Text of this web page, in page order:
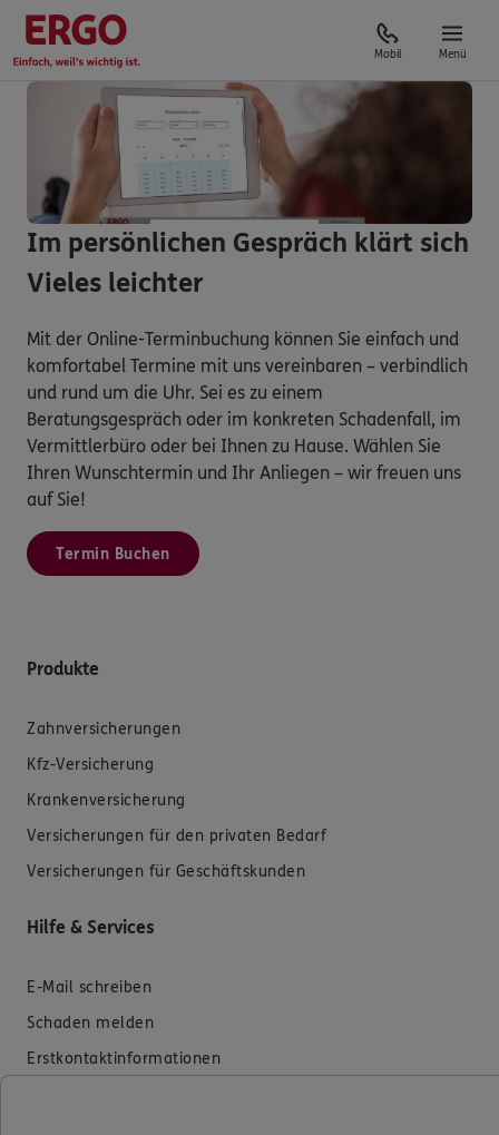
Mobil Menü
Im persönlichen Gespräch klärt sich
Vieles leichter
Mit der Online-Terminbuchung können Sie einfach und
komfortabel Termine mit uns vereinbaren – verbindlich
und rund um die Uhr. Sei es zu einem
Beratungsgespräch oder im konkreten Schadenfall, im
Vermittlerbüro oder bei Ihnen zu Hause. Wählen Sie
Ihren Wunschtermin und Ihr Anliegen – wir freuen uns
auf Sie!
Termin Buchen
Produkte
Zahnversicherungen
Kfz-Versicherung
Krankenversicherung
Versicherungen für den privaten Bedarf
Versicherungen für Geschäftskunden
Hilfe & Services
E-Mail schreiben
Schaden melden
Erstkontaktinformationen